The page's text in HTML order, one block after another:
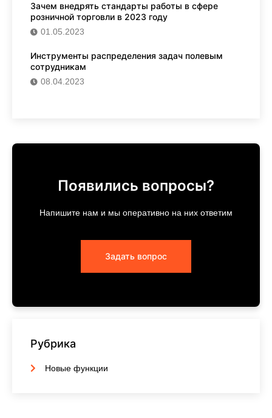
Зачем внедрять стандарты работы в сфере
розничной торговли в 2023 году
01.05.2023
Инструменты распределения задач полевым
сотрудникам
08.04.2023
Появились вопросы?
Напишите нам и мы оперативно на них ответим
Задать вопрос
Рубрика
Новые функции